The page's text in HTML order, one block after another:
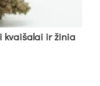
kvai­ša­lai ir ži­nia